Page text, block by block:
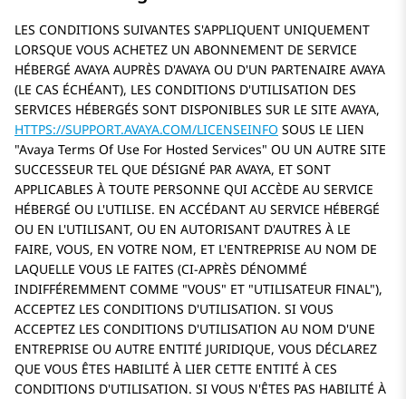
LES CONDITIONS SUIVANTES S'APPLIQUENT UNIQUEMENT
LORSQUE VOUS ACHETEZ UN ABONNEMENT DE SERVICE
HÉBERGÉ AVAYA AUPRÈS D'AVAYA OU D'UN PARTENAIRE AVAYA
(LE CAS ÉCHÉANT), LES CONDITIONS D'UTILISATION DES
SERVICES HÉBERGÉS SONT DISPONIBLES SUR LE SITE AVAYA,
HTTPS://SUPPORT.AVAYA.COM/LICENSEINFO SOUS LE LIEN
Avaya Terms Of Use For Hosted Services OU UN AUTRE SITE
SUCCESSEUR TEL QUE DÉSIGNÉ PAR AVAYA, ET SONT
APPLICABLES À TOUTE PERSONNE QUI ACCÈDE AU SERVICE
HÉBERGÉ OU L'UTILISE. EN ACCÉDANT AU SERVICE HÉBERGÉ
OU EN L'UTILISANT, OU EN AUTORISANT D'AUTRES À LE
FAIRE, VOUS, EN VOTRE NOM, ET L'ENTREPRISE AU NOM DE
LAQUELLE VOUS LE FAITES (CI-APRÈS DÉNOMMÉ
INDIFFÉREMMENT COMME VOUS ET UTILISATEUR FINAL ),
ACCEPTEZ LES CONDITIONS D'UTILISATION. SI VOUS
ACCEPTEZ LES CONDITIONS D'UTILISATION AU NOM D'UNE
ENTREPRISE OU AUTRE ENTITÉ JURIDIQUE, VOUS DÉCLAREZ
QUE VOUS ÊTES HABILITÉ À LIER CETTE ENTITÉ À CES
CONDITIONS D'UTILISATION. SI VOUS N'ÊTES PAS HABILITÉ À